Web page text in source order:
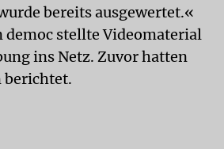
bereits ausgewertet.«
democ stellte Videomaterial
ins Netz. Zuvor hatten
berichtet.